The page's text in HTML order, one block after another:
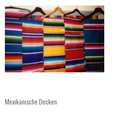
Mexikanische Decken